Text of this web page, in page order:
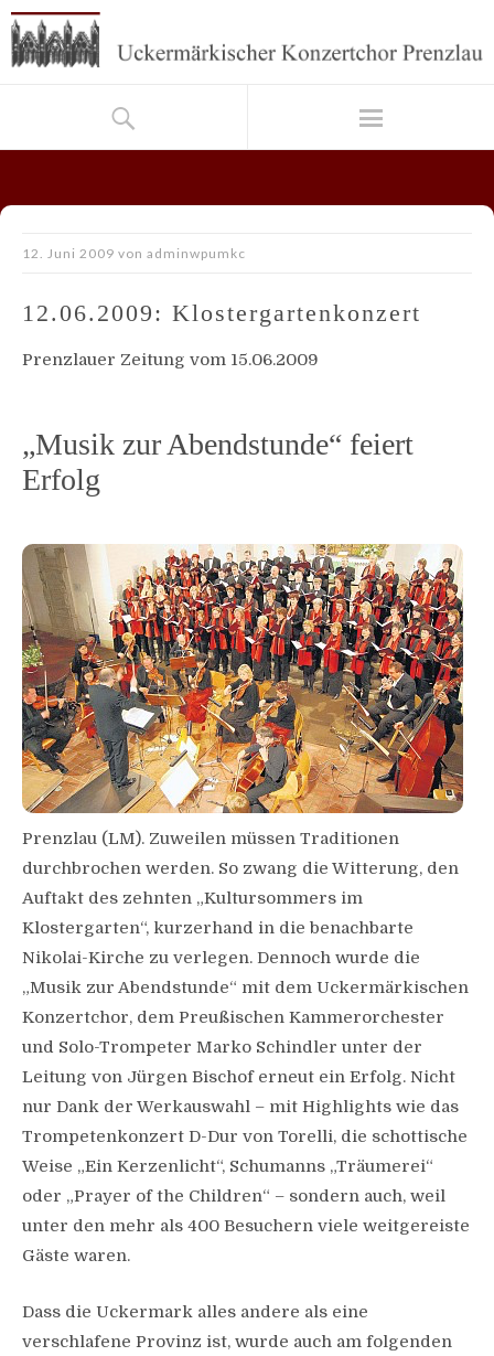
12. Juni 2009 von adminwpumkc
12.06.2009: Klostergartenkonzert
Prenzlauer Zeitung vom 15.06.2009
„Musik zur Abendstunde“ feiert
Erfolg
Prenzlau (LM). Zuweilen müssen Traditionen
durchbrochen werden. So zwang die Witterung, den
Auftakt des zehnten „Kultursommers im
Klostergarten“, kurzerhand in die benachbarte
Nikolai-Kirche zu verlegen. Dennoch wurde die
„Musik zur Abendstunde“ mit dem Uckermärkischen
Konzertchor, dem Preußischen Kammerorchester
und Solo-Trompeter Marko Schindler unter der
Leitung von Jürgen Bischof erneut ein Erfolg. Nicht
nur Dank der Werkauswahl – mit Highlights wie das
Trompetenkonzert D-Dur von Torelli, die schottische
Weise „Ein Kerzenlicht“, Schumanns „Träumerei“
oder „Prayer of the Children“ – sondern auch, weil
unter den mehr als 400 Besuchern viele weitgereiste
Gäste waren.
Dass die Uckermark alles andere als eine
verschlafene Provinz ist, wurde auch am folgenden